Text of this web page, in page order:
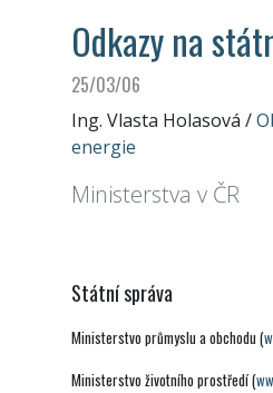
Odkazy na
25/03/06
Ing. Vlasta Holasová /
energie
Ministerstva v ČR
Státní správa
Ministerstvo průmyslu a obchodu (
Ministerstvo životního prostředí (